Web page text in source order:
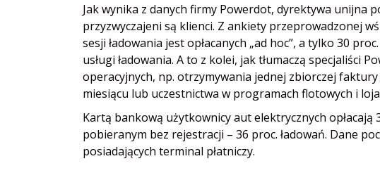
Jak wynika z danych firmy Powerdot, dyrektywa unijna
przyzwyczajeni są klienci. Z ankiety przeprowadzonej
sesji ładowania jest opłacanych „ad hoc”, a tylko 30
usługi ładowania. A to z kolei, jak tłumaczą specjaliści
operacyjnych, np. otrzymywania jednej zbiorczej faktury
miesiącu lub uczestnictwa w programach flotowych i
Kartą bankową użytkownicy aut elektrycznych opłacają
pobieranym bez rejestracji – 36 proc. ładowań. Dane
posiadających terminal płatniczy.